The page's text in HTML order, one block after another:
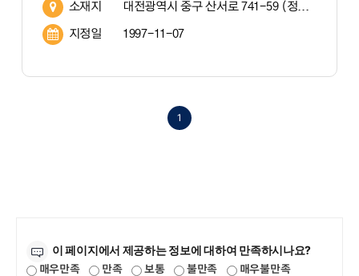
소재지 대전광역시 중구 산서로 741-59 (정생동 4-3 외)
지정일 1997-11-07
1
이 페이지에서 제공하는 정보에 대하여 만족하시나요?
매우만족 만족 보통 불만족 매우불만족